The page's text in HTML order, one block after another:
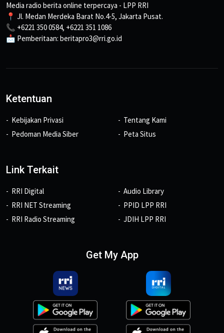
Media radio berita online terpercaya - LPP RRI
📍 Jl. Medan Merdeka Barat No.4-5, Jakarta Pusat.
📞 +6221 350 0584, +6221 351 1086
📩 Pemberitaan: beritapro3@rri.go.id
Ketentuan
Kebijakan Privasi
Pedoman Media Siber
Tentang Kami
Peta Situs
Link Terkait
RRI Digital
RRI NET Streaming
RRI Radio Streaming
Audio Library
PPID LPP RRI
JDIH LPP RRI
Get My App